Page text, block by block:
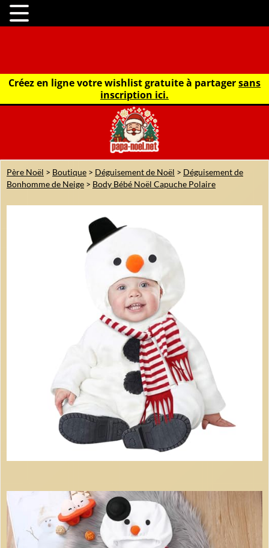
Créez en ligne votre wishlist gratuite à partagersans
inscription ici.
Père Noël > Boutique > Déguisement de Noël > Déguisement de
Bonhomme de Neige > Body Bébé Noël Capuche Polaire